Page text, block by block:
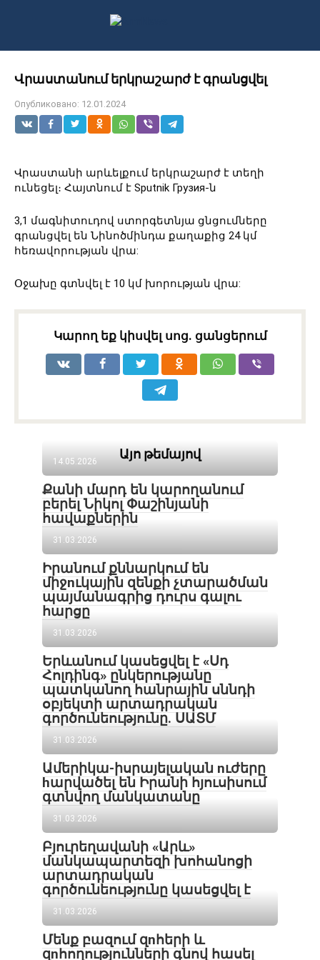
Վրաստանում երկրաշարժ է գրանցվել
Опубликовано: 12.01.2024
Վրաստանի արևելքում երկրաշարժ է տեղի
ունեցել։ Հայտնում է Sputnik Грузия-ն
3,1 մագնիտուդով ստորգետնյա ցնցումները
գրանցվել են Նինոծմինդա քաղաքից 24 կմ
հեռավորության վրա:
Օջախը գտնվել է 10 կմ խորության վրա:
Կարող եք կիսվել սոց․ ցանցերում
Այո թեմայով
14.05.2026
Քանի մարդ են կարողանում
բերել Նիկոլ Փաշինյանի
հավաքներին
31.03.2026
Իրանում քննարկում են
միջnւկային զենքի չտարածման
պայմանագրից դուրս գալու
հարցը
31.03.2026
Երևանում կասեցվել է «Սդ
Հոլդինգ» ընկերությանը
պատկանող հանրային սննդի
օբյեկտի արտադրական
գործունեությունը․ ՍԱՏՄ
31.03.2026
Ամերիկա-իսրայելական nւժերը
hարվածել են Իրանի հյուսիսում
գտնվող մանկատանը
31.03.2026
Բյուրեղավանի «Արև»
մանկապարտեզի խոհանոցի
արտադրական
գործունեությունը կասեցվել է
31.03.2026
Մենք բազում զnհերի և
զnհողությունների գնով հասել